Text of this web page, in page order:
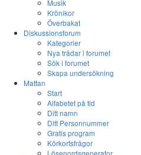
Musik
Krönikor
Överbakat
Diskussionsforum
Kategorier
Nya trådar i forumet
Sök i forumet
Skapa undersökning
Mattan
Start
Alfabetet på tid
Ditt namn
Ditt Personnummer
Gratis program
Körkortsfrågor
Lösenordsgenerator